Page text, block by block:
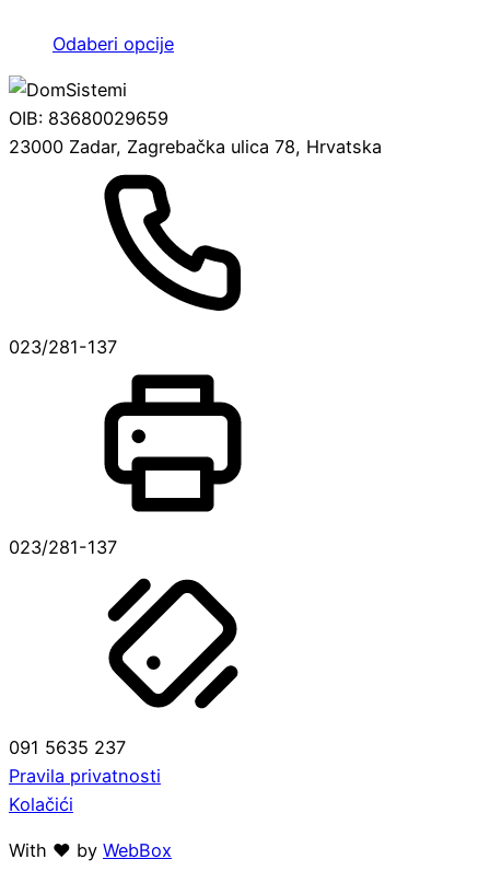
mogu
stranici
Odaberi opcijeOvaj
varijanti.
mogu
odabrati
na
OIB: 83680029659
23000 Zadar, Zagrebačka ulica 78, Hrvatska
023/281-137
023/281-137
091 5635 237
Pravila privatnosti
Kolačići
With ❤ by WebBox